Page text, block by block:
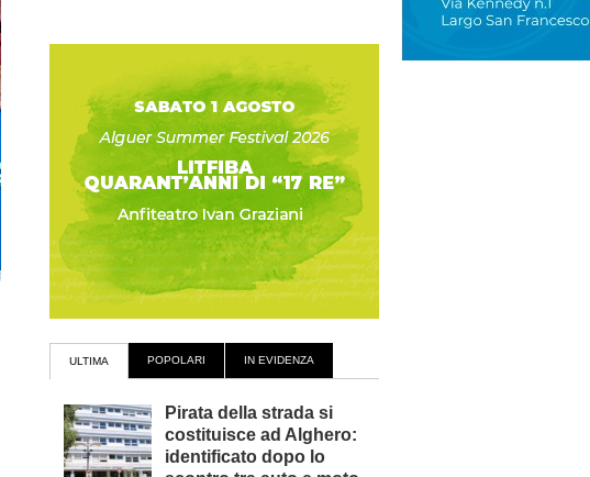
ULTIMA POPOLARI IN EVIDENZA
Pirata della strada si
costituisce ad Alghero:
identificato dopo lo